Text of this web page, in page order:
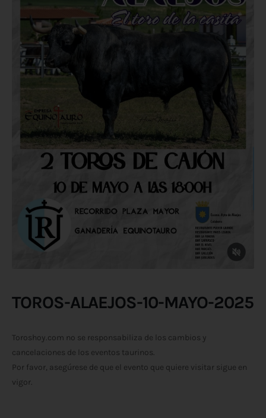
TOROS-ALAEJOS-10-MAYO-2025
Toroshoy.com no se responsabiliza de los cambios y
cancelaciones de los eventos taurinos.
Por favor, asegúrese de que el evento que quiere visitar sigue en
vigor.